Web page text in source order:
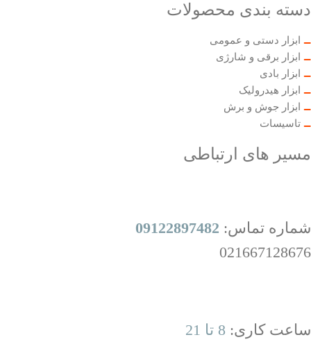
دسته بندی محصولات
ابزار دستی و عمومی
ابزار برقی و شارژی
ابزار بادی
ابزار هیدرولیک
ابزار جوش و برش
تاسیسات
مسیر های ارتباطی
شماره تماس: 09122897482
021667128676
ساعت کاری: 8 تا 21